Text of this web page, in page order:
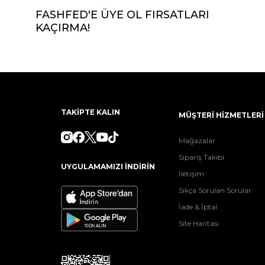
FASHFED'E ÜYE OL FIRSATLARI
KAÇIRMA!
TAKİPTE KALIN
UYGULAMAMIZI İNDİRİN
MÜŞTERİ HİZMETLERİ
Mağazalar
Sipariş Takibi
İletişim
Sıkça Sorulan Sorular
İade & İptal
Site Haritası